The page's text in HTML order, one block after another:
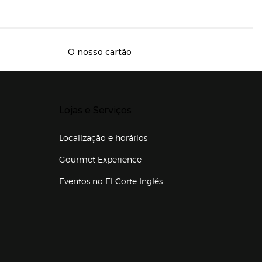
O nosso cartão
Localização e horários
Gourmet Experience
Eventos no El Corte Inglés